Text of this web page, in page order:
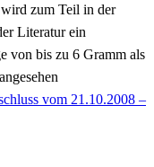
zum Teil in der
Literatur ein
von bis zu 6 Gramm als
vom 21.10.2008 –